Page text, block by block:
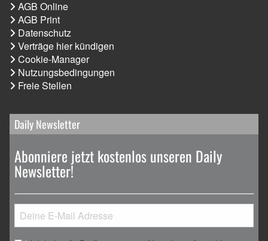
AGB Online
AGB Print
Datenschutz
Verträge hier kündigen
Cookie-Manager
Nutzungsbedingungen
Freie Stellen
Daily Newsletter
Abonniere jetzt kostenlos unseren Daily
Newsletter!